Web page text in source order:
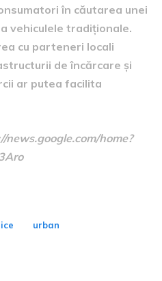
în căutarea unei
vehiculele tradiționale.
cu parteneri locali
de încărcare și
ar putea facilita
home?
urban